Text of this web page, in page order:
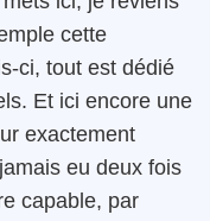
cette
ci, tout est dédié
Et ici encore une
exactement
eu deux fois
capable, par